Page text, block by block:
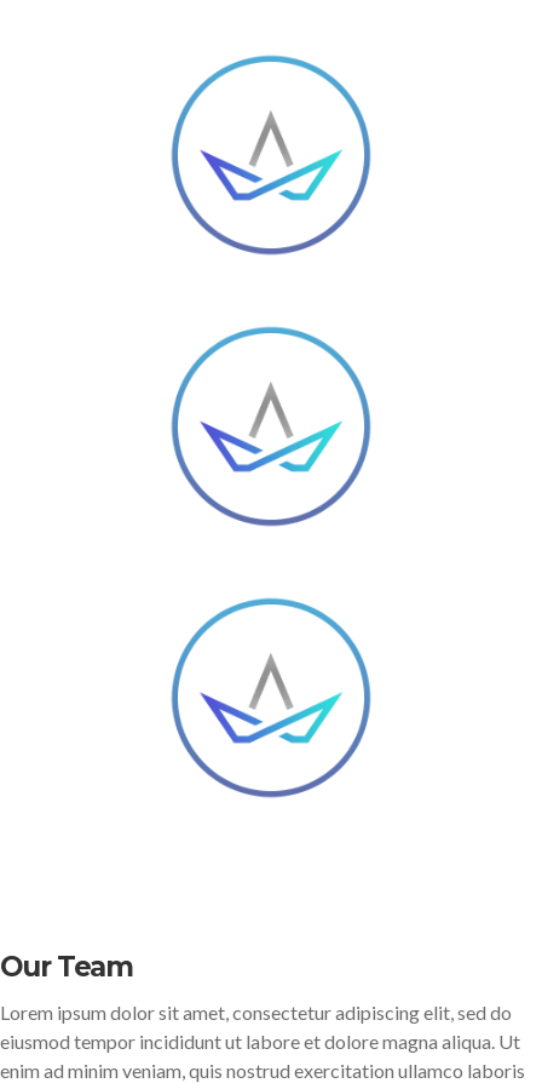
Our Team
Lorem ipsum dolor sit amet, consectetur adipiscing elit, sed do
eiusmod tempor incididunt ut labore et dolore magna aliqua. Ut
enim ad minim veniam, quis nostrud exercitation ullamco laboris